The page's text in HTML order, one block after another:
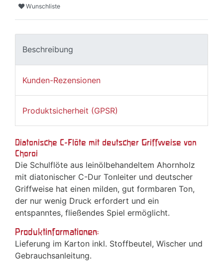
Wunschliste
Beschreibung
Kunden-Rezensionen
Produktsicherheit (GPSR)
Diatonische C-Flöte mit deutscher Griffweise von
Choroi
Die Schulflöte aus leinölbehandeltem Ahornholz
mit diatonischer C-Dur Tonleiter und deutscher
Griffweise hat einen milden, gut formbaren Ton,
der nur wenig Druck erfordert und ein
entspanntes, fließendes Spiel ermöglicht.
Produktinformationen:
Lieferung im Karton inkl. Stoffbeutel, Wischer und
Gebrauchsanleitung.